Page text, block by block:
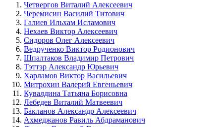
Четвергов Виталий Алексеевич
Черемисин Василий Титович
Галиев Ильхам Исламович
Нехаев Виктор Алексеевич
Сидоров Олег Алексеевич
Ведрученко Виктор Родионович
Шпалтаков Владимир Петрович
Тэттэр Александр Юрьевич
Харламов Виктор Васильевич
Митрохин Валерий Евгеньевич
Кувалдина Татьяна Борисовна
Лебедев Виталий Матвеевич
Бакланов Александр Алексеевич
Ахмеджанов Равиль Абдраманович